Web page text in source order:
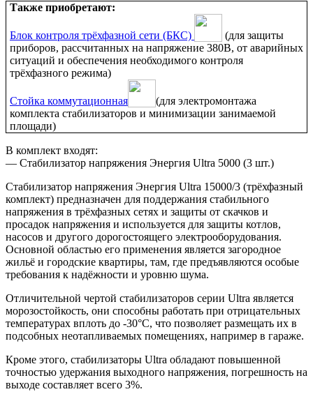
Также приобретают:
Блок контроля трёхфазной сети (БКС)
(для защиты
приборов, рассчитанных на напряжение 380В, от аварийных
ситуаций и обеспечения необходимого контроля
трёхфазного режима)
Стойка коммутационная
(для электромонтажа
комплекта стабилизаторов и минимизации занимаемой
площади)
В комплект входят:
— Стабилизатор напряжения Энергия Ultra 5000 (3 шт.)
Стабилизатор напряжения Энергия Ultra 15000/3 (трёхфазный
комплект) предназначен для поддержания стабильного
напряжения в трёхфазных сетях и защиты от скачков и
просадок напряжения и используется для защиты котлов,
насосов и другого дорогостоящего электрооборудования.
Основной областью его применения является загородное
жильё и городские квартиры, там, где предъявляются особые
требования к надёжности и уровню шума.
Отличительной чертой стабилизаторов серии Ultra является
морозостойкость, они способны работать при отрицательных
температурах вплоть до -30°C, что позволяет размещать их в
подсобных неотапливаемых помещениях, например в гараже.
Кроме этого, стабилизаторы Ultra обладают повышенной
точностью удержания выходного напряжения, погрешность на
выходе составляет всего 3%.